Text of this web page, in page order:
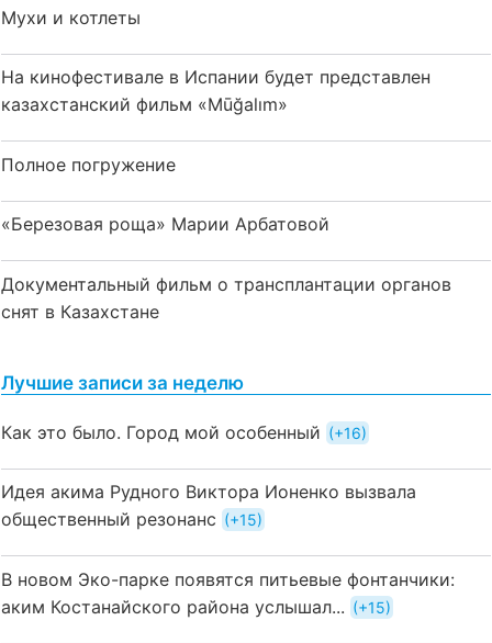
Мухи и котлеты
На кинофестивале в Испании будет представлен
казахстанский фильм «Mūğalım»
Полное погружение
«Березовая роща» Марии Арбатовой
Документальный фильм о трансплантации органов
снят в Казахстане
Лучшие записи за неделю
Как это было. Город мой особенный +16
Идея акима Рудного Виктора Ионенко вызвала
общественный резонанс
+15
В новом Эко-парке появятся питьевые фонтанчики:
аким Костанайского района услышал...
+15